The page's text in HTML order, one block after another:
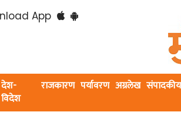
App
देश-
विदेश
राजकारण पर्यावरण अग्रलेख संपादकीय